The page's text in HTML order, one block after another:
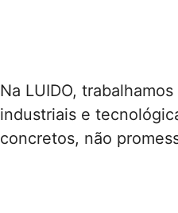
Na LUIDO,
industriais e
concretos, não